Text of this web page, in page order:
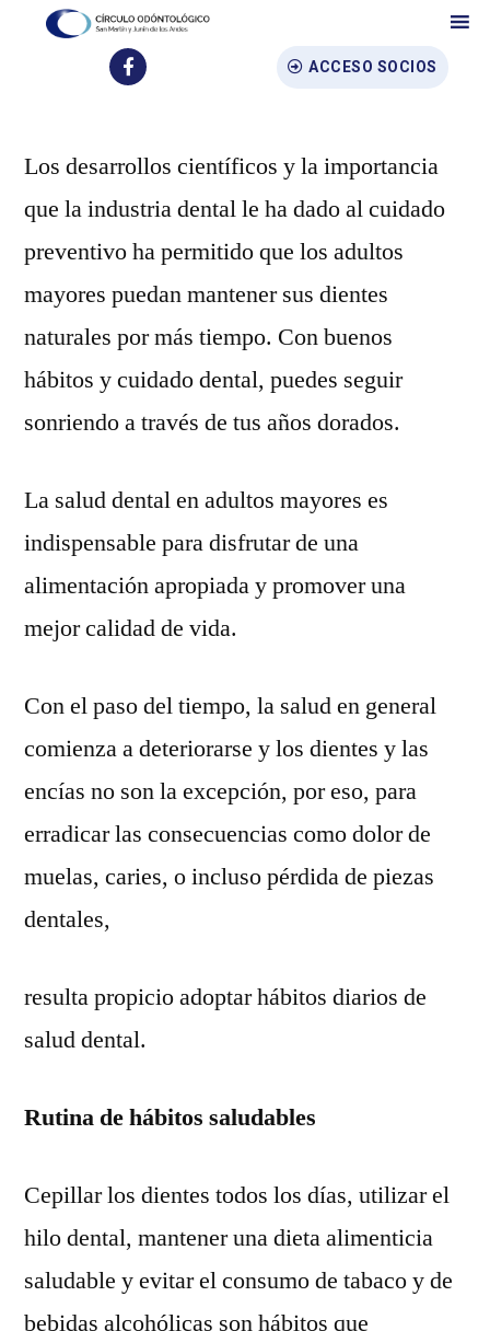
ACCESO SOCIOS
Los desarrollos científicos y la importancia
que la industria dental le ha dado al cuidado
preventivo ha permitido que los adultos
mayores puedan mantener sus dientes
naturales por más tiempo. Con buenos
hábitos y cuidado dental, puedes seguir
sonriendo a través de tus años dorados.
La salud dental en adultos mayores es
indispensable para disfrutar de una
alimentación apropiada y promover una
mejor calidad de vida.
Con el paso del tiempo, la salud en general
comienza a deteriorarse y los dientes y las
encías no son la excepción, por eso, para
erradicar las consecuencias como dolor de
muelas, caries, o incluso pérdida de piezas
dentales,
resulta propicio adoptar hábitos diarios de
salud dental.
Rutina de hábitos saludables
Cepillar los dientes todos los días, utilizar el
hilo dental, mantener una dieta alimenticia
saludable y evitar el consumo de tabaco y de
bebidas alcohólicas son hábitos que